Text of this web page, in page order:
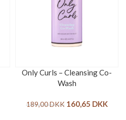
Only Curls – Cleansing Co-
Wash
189,00DKK 160,65 DKK